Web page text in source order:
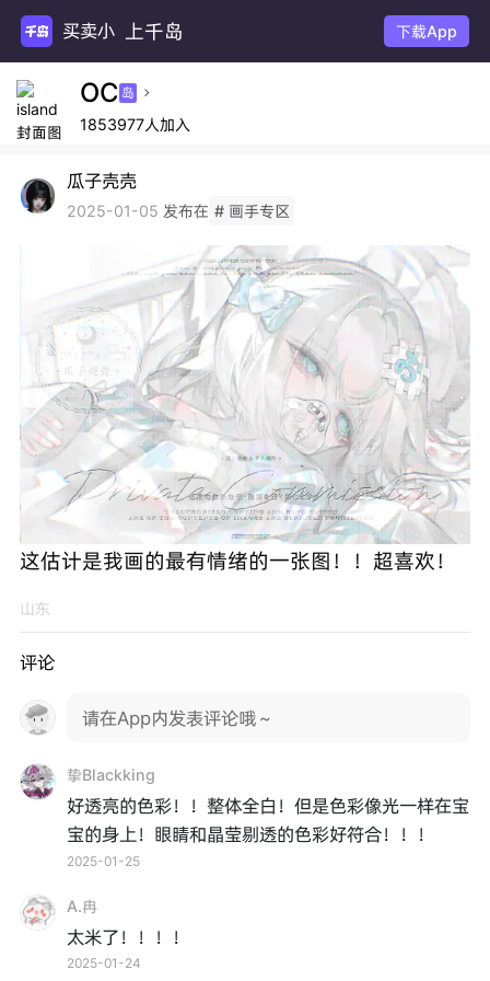
买卖 上千岛 下载App
OC 岛 
1853977人加入
瓜子壳壳
2025-01-05 发布在 # 画手专区
这估计是我画的最有情绪的一张图！！超喜欢！
山东
评论
请在App内发表评论哦～
挚Blackking
好透亮的色彩！！整体全白！但是色彩像光一样在宝
宝的身上！眼睛和晶莹剔透的色彩好符合！！！
2025-01-25
A.冉
太米了！！！！
2025-01-24